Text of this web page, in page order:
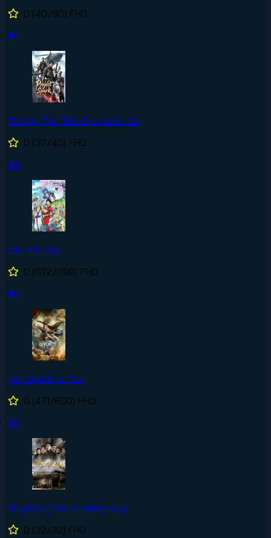
0 (40/80) FHD
#4
Tôi Nộp Tận Thế Cho Quốc Gia
0 (37/40) FHD
#5
Đảo Hải Tặc
0 (1172/1190) FHD
#6
Vạn Giới Độc Tôn
0 (471/800) FHD
#7
Truyền Kỳ Đại Chưởng Quỹ
0 (32/32) FHD